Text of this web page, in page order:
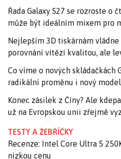
Řada Galaxy S27 se rozroste o
může být ideálním mixem pro
Nejlepším 3D tiskárnám vládne
porovnání vítězí kvalitou, ale
Co víme o nových skládačkách
radikální proměnu i nový model
Konec zásilek z Číny? Ale
už na Evropskou unii zřejmě
TESTY A ŽEBŘÍČKY
Recenze: Intel Core Ultra 5
nízkou cenu